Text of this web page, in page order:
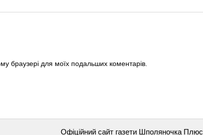
браузері для моїх подальших коментарів.
Офіційний сайт газети Шполяночка Плюс